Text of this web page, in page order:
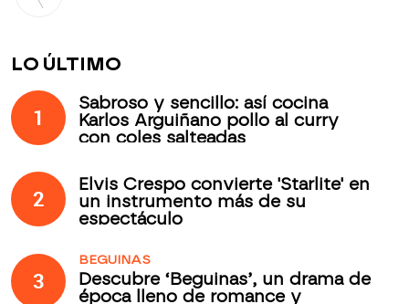
LO ÚLTIMO
1
Sabroso y sencillo: así cocina
Karlos Arguiñano pollo al curry
con coles salteadas
2
Elvis Crespo convierte 'Starlite' en
un instrumento más de su
espectáculo
3
BEGUINAS
Descubre ‘Beguinas’, un drama de
época lleno de romance y